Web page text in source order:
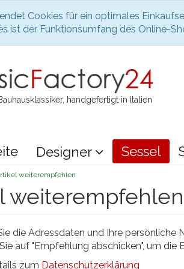
Cookies für ein optimales
ist der Funktionsumfang des Online-
handgefertigt in Italien
Designer Sessel
weiterempfehlen
weiterempfehlen
die Adressdaten und Ihre persönliche
auf "Empfehlung abschicken", um die
zum Datenschutzerklärung